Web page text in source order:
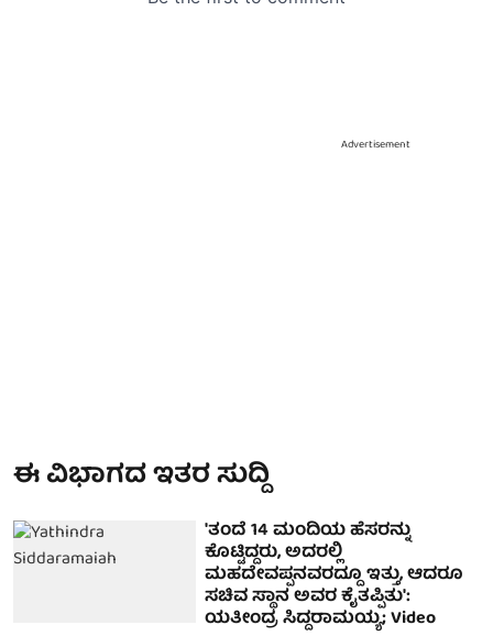
Advertisement
ಈ ವಿಭಾಗದ ಇತರ ಸುದ್ದಿ
'ತಂದೆ 14 ಮಂದಿಯ ಹೆಸರನ್ನು
ಕೊಟ್ಟಿದ್ದರು, ಅದರಲ್ಲಿ
ಮಹದೇವಪ್ಪನವರದ್ದೂ ಇತ್ತು, ಆದರೂ
ಸಚಿವ ಸ್ಥಾನ ಅವರ ಕೈತಪ್ಪಿತು':
ಯತೀಂದ್ರ ಸಿದ್ದರಾಮಯ್ಯ; Video